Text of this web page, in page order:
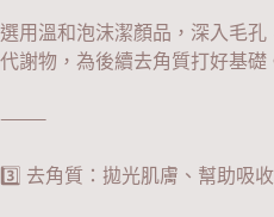
選用溫和泡沫潔顏品，深入毛孔
代謝物，為後續去角質打好基礎
⸻
3️⃣ 去角質：拋光肌膚、幫助吸收